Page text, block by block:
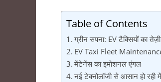
Table of Contents
ग्रीन सपना: EV टैक्सियों का
EV Taxi Fleet Maintenance
मेंटेनेंस का इमोशनल एंगल
नई टेक्नोलॉजी से आसान हो रही